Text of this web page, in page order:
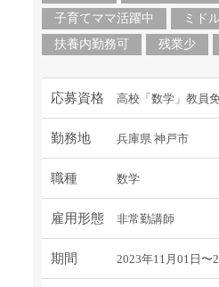
子育てママ活躍中
ミド
扶養内勤務可
残業少
応募資格 高校「数学」教員
勤務地 兵庫県 神戸市
職種 数学
雇用形態 非常勤講師
期間 2023年11月01日〜